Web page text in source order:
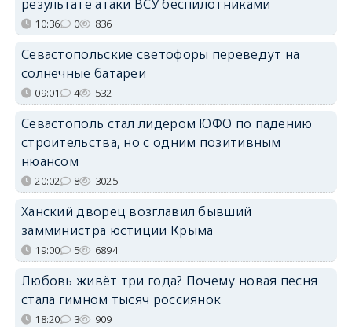
результате атаки ВСУ беспилотниками
10:36 0 836
Севастопольские светофоры переведут на
солнечные батареи
09:01 4 532
Севастополь стал лидером ЮФО по падению
строительства, но с одним позитивным
нюансом
20:02 8 3025
Ханский дворец возглавил бывший
замминистра юстиции Крыма
19:00 5 6894
Любовь живёт три года? Почему новая песня
стала гимном тысяч россиянок
18:20 3 909